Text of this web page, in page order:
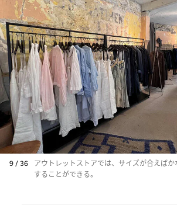
9 / 36
アウトレットストアでは、サイズが合えば
することができる。